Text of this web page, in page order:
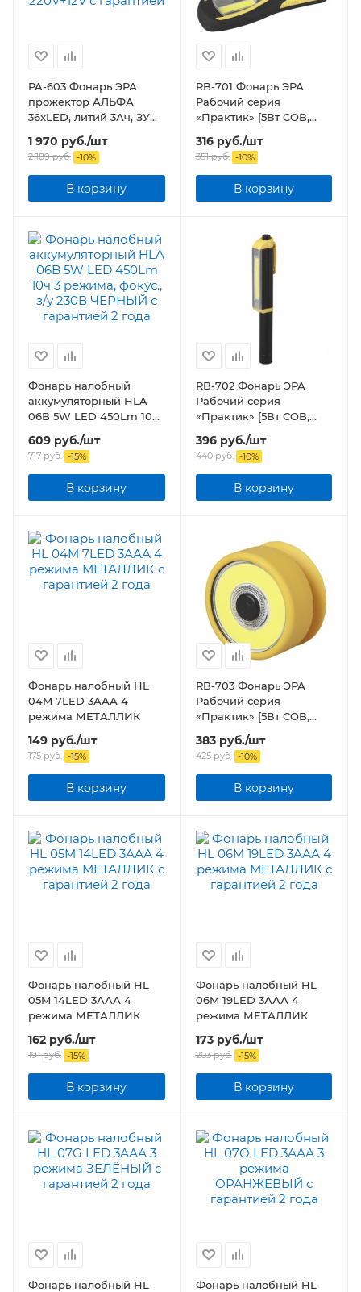
PA-603 Фонарь ЭРА
прожектор АЛЬФА
36xLED, литий 3Ач, ЗУ
1 970 руб./шт
2 189руб. -10%
В корзину
RB-701 Фонарь ЭРА
Рабочий серия
«Практик» [5Вт COB,
3xAA, крючок, магнит,
бл]
316руб./шт
351руб. -10%
В корзину
Фонарь налобный
аккумуляторный HLA
06B 5W LED 450Lm 10ч
3 режима, фокус., з/у
230В ЧЕРНЫЙ
609 руб./шт
717руб. -15%
В корзину
RB-702 Фонарь ЭРА
Рабочий серия
«Практик» [5Вт COB,
3xAAA, Al корпус,
крючок, магнит, бл]
396руб./шт
440руб. -10%
В корзину
Фонарь налобный HL
04M 7LED 3ААА 4
режима МЕТАЛЛИК
149 руб./шт
175руб. -15%
В корзину
RB-703 Фонарь ЭРА
Рабочий серия
«Практик» [5Вт COB,
3xAAA, присоска, бл]
383руб./шт
425руб. -10%
В корзину
Фонарь налобный HL
05M 14LED 3ААА 4
режима МЕТАЛЛИК
162 руб./шт
191руб. -15%
В корзину
Фонарь налобный HL
06M 19LED 3ААА 4
режима МЕТАЛЛИК
173руб./шт
203руб. -15%
В корзину
Фонарь налобный HL
Фонарь налобный HL